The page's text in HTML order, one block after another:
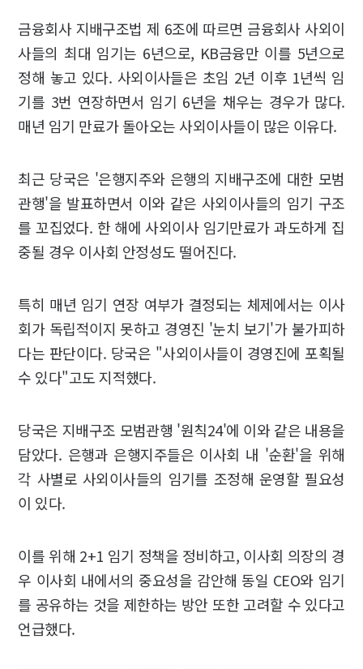
금융회사 지배구조법 제 6조에 따르면 금융회사 사외이
사들의 최대 임기는 6년으로, KB금융만 이를 5년으로
정해 놓고 있다. 사외이사들은 초임 2년 이후 1년씩 임
기를 3번 연장하면서 임기 6년을 채우는 경우가 많다.
매년 임기 만료가 돌아오는 사외이사들이 많은 이유다.
최근 당국은 '은행지주와 은행의 지배구조에 대한 모범
관행'을 발표하면서 이와 같은 사외이사들의 임기 구조
를 꼬집었다. 한 해에 사외이사 임기만료가 과도하게 집
중될 경우 이사회 안정성도 떨어진다.
특히 매년 임기 연장 여부가 결정되는 체제에서는 이사
회가 독립적이지 못하고 경영진 '눈치 보기'가 불가피하
다는 판단이다. 당국은 "사외이사들이 경영진에 포획될
수 있다"고도 지적했다.
당국은 지배구조 모범관행 '원칙24'에 이와 같은 내용을
담았다. 은행과 은행지주들은 이사회 내 '순환'을 위해
각 사별로 사외이사들의 임기를 조정해 운영할 필요성
이 있다.
이를 위해 2+1 임기 정책을 정비하고, 이사회 의장의 경
우 이사회 내에서의 중요성을 감안해 동일 CEO와 임기
를 공유하는 것을 제한하는 방안 또한 고려할 수 있다고
언급했다.